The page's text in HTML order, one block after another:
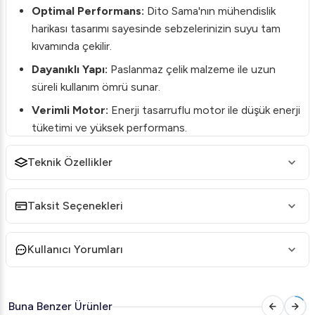
Optimal Performans: Dito Sama'nın mühendislik
harikası tasarımı sayesinde sebzelerinizin suyu tam
kıvamında çekilir.
Dayanıklı Yapı: Paslanmaz çelik malzeme ile uzun
süreli kullanım ömrü sunar.
Verimli Motor: Enerji tasarruflu motor ile düşük enerji
tüketimi ve yüksek performans.
Kullanım Kolaylığı
temizlik işlemleri zahmetsizdir.
Basit Kontroller:
ve etkili kurutma ayarları yapabilirsiniz.
Teknik Özellikler
Taksit Seçenekleri
Kullanıcı Yorumları
Buna Benzer Ürünler